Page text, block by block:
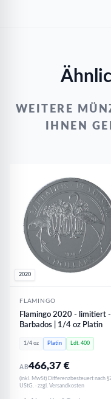
WEITERE
IHNEN
2020
FLAMINGO
Flamingo 2020 - limitiert -
Barbados | 1/4 oz Platin
1/4 oz Platin Ldt. 400
AB466,37€
(inkl. MwSt) Differenzbesteuert nach
UStG. · zzgl. Versandkosten